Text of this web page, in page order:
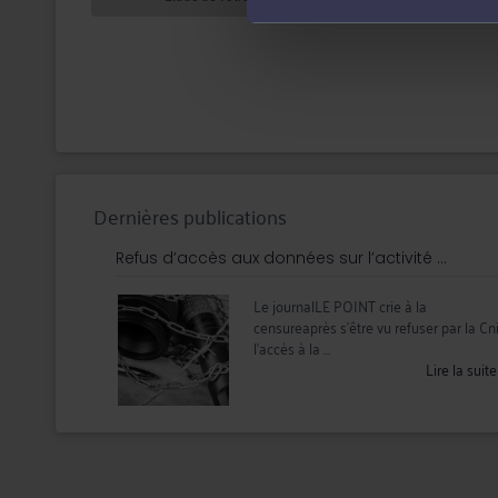
Dernières publications
Refus d’accès aux données sur l’activité ...
Le journalLE POINT crie à la
censureaprès s’être vu refuser par la
l’accès à la ...
Lire la suite